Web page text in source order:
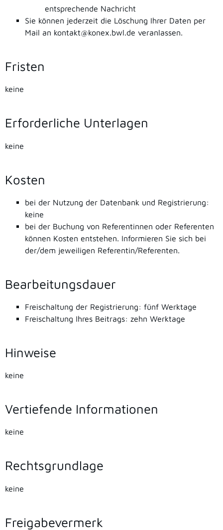
entsprechende Nachricht
Sie können jederzeit die Löschung Ihrer Daten per
Mail an kontakt@konex.bwl.de veranlassen.
Fristen
keine
Erforderliche Unterlagen
keine
Kosten
bei der Nutzung der Datenbank und Registrierung:
keine
bei der Buchung von Referentinnen oder Referenten
können Kosten entstehen. Informieren Sie sich bei
der/dem jeweiligen Referentin/Referenten.
Bearbeitungsdauer
Freischaltung der Registrierung: fünf Werktage
Freischaltung Ihres Beitrags: zehn Werktage
Hinweise
keine
Vertiefende Informationen
keine
Rechtsgrundlage
keine
Freigabevermerk